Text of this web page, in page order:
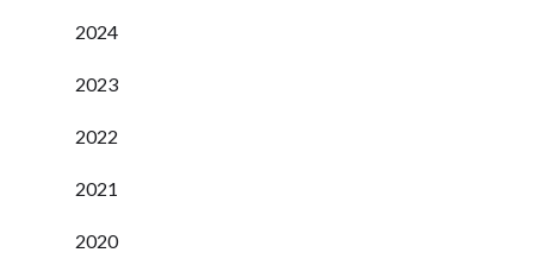
2024
2023
2022
2021
2020